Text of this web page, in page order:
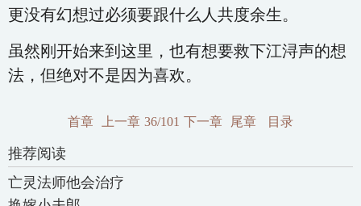
更没有幻想过必须要跟什么人共度余生。
虽然刚开始来到这里，也有想要救下江浔声的想
法，但绝对不是因为喜欢。
首章 上一章 36/101 下一章 尾章 目录
推荐阅读
亡灵法师他会治疗